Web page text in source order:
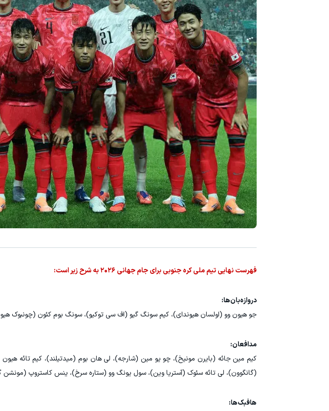
فهرست نهایی تیم ملی کره جنوبی برای جام جهانی ۲۰۲۶ به شرح زیر است:
دروازه‌بان‌ها:
جو هیون وو (اولسان هیوندای)، کیم سونگ گیو (اف سی توکیو)، سونگ بوم کئون (چونبوک
مدافعان:
کیم مین جائه (بایرن مونیخ)، چو یو مین (شارجه)، لی هان بوم (میدتیلند)، کیم تائه
(گانگوون)، لی تائه سئوک (آستریا وین)، سول یونگ وو (ستاره سرخ)، ینس کاستروپ (مونشن
هافبک‌ها: